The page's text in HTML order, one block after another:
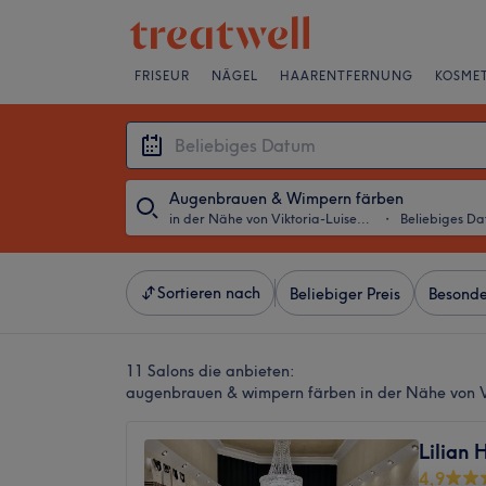
FRISEUR NÄGEL HAARENTFERNUNG
Augenbrauen & Wimpern färben
in der Nähe von Viktoria-Luise-Platz, Berlin ・ Beliebiges
Sortieren nach Beliebiger Preis
11 Salons die anbieten:
augenbrauen & wimpern färben in der Nähe von
Lilian
4,9